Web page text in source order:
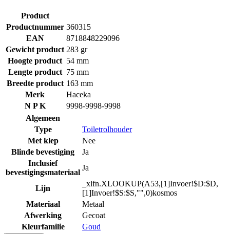
Product
Productnummer 360315
EAN
8718848229096
Gewicht product 283 gr
Hoogte product 54 mm
Lengte product 75 mm
Breedte product 163 mm
Merk
Haceka
N P K
9998-9998-9998
Algemeen
Type
Toiletrolhouder
Met klep
Nee
Blinde bevestiging
Ja
Inclusief
bevestigingsmateriaal
Ja
Lijn
_xlfn.XLOOKUP(A53,[1]Invoer!$D:$D,
[1]Invoer!$S:$S,"",0)kosmos
Materiaal
Metaal
Afwerking
Gecoat
Kleurfamilie
Goud